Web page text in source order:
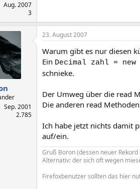
Aug. 2007
3
Sep. 2001
2.785
23. August 2007
Warum gibt es nur diesen
Ein Decimal zahl = new
schnieke.
Der Umweg über die read
Die anderen read
Ich habe jetzt nichts damit
auf/ein.
Gruß Boron (dessen neuer
Alternativ: der sich oft wegen
Firefoxbenutzer sollten das hier